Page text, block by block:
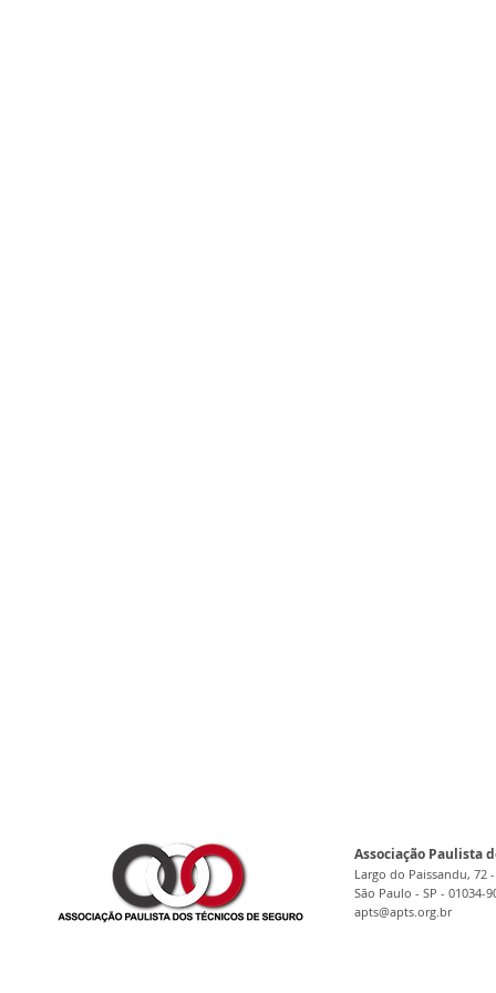
Associação Paulista
Largo do Paissandu, 72
São Paulo - SP - 01034-
apts@apts.org.br